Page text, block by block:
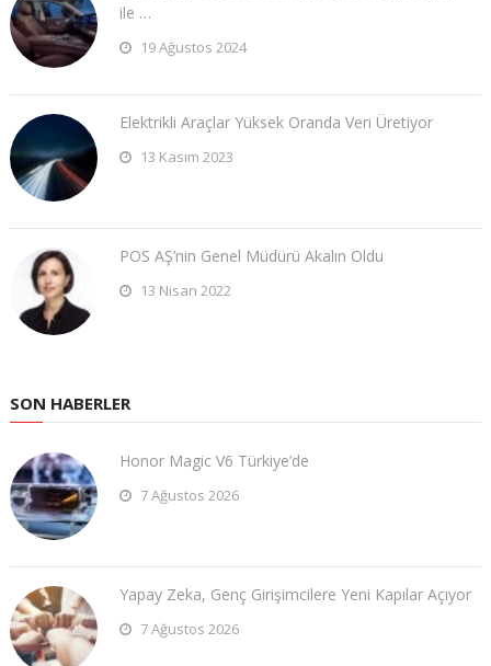
ile …
19 Ağustos 2024
Elektrikli Araçlar Yüksek Oranda Veri Üretiyor
13 Kasım 2023
POS AŞ’nin Genel Müdürü Akalın Oldu
13 Nisan 2022
SON HABERLER
Honor Magic V6 Türkiye’de
7 Ağustos 2026
Yapay Zeka, Genç Girişimcilere Yeni Kapılar Açıyor
7 Ağustos 2026